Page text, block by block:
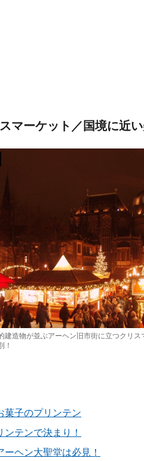
マーケット／国境に近
建造物が並ぶアーヘン旧市街に立つクリス
！
菓子のプリンテン
テンで決まり！
ーヘン大聖堂は必見！